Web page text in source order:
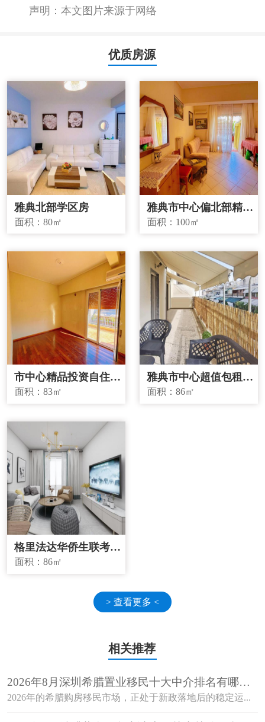
声明：本文图片来源于网络
优质房源
雅典北部学区房
面积：80㎡
雅典市中心偏北部精品
投资房源
面积： 100㎡
市中心精品投资自住两
宜房源
面积：83㎡
雅典市中心超值包租房
源
面积：86㎡
格里法达华侨生联考学
校学区房
面积：86㎡
> 查看更多 <
相关推荐
2026年8月深圳希腊置业移民十大中介排名有哪
些？哪家资质更合规？
2026年的希腊购房移民市场，正处于新政落地后的稳定运...